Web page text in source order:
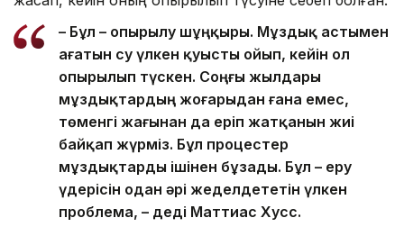
– Бұл – опырылу шұңқыры. Мұздық астымен
ағатын су үлкен қуысты ойып, кейін ол
опырылып түскен. Соңғы жылдары
мұздықтардың жоғарыдан ғана емес,
төменгі жағынан да еріп жатқанын жиі
байқап жүрміз. Бұл процестер
мұздықтарды ішінен бұзады. Бұл – еру
үдерісін одан әрі жеделдететін үлкен
проблема, – деді Маттиас Хусс.